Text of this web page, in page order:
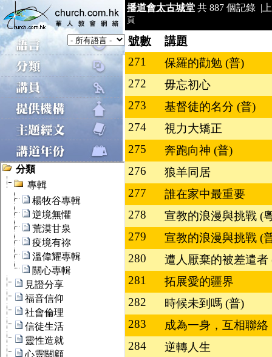
播道會太古城堂 共 887 個記錄 |
頁
號數
講題
271
保羅的勸勉 (普)
272
毋忘初心
273
基督徒的名分 (普)
274
視力大矯正
275
奔跑向神 (普)
276
狼羊同居
277
誰在家中最重要
278
宣教的浪漫與挑戰 (
279
宣教的浪漫與挑戰 (
280
遭人厭棄的被差遣者
281
拓展愛的疆界
282
時候未到嗎 (普)
283
成為一身，互相聯絡
284
逆轉人生